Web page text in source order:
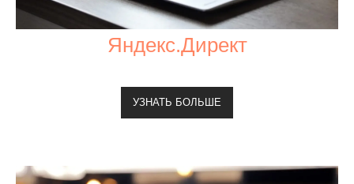
Яндекс.Директ
УЗНАТЬ БОЛЬШЕ